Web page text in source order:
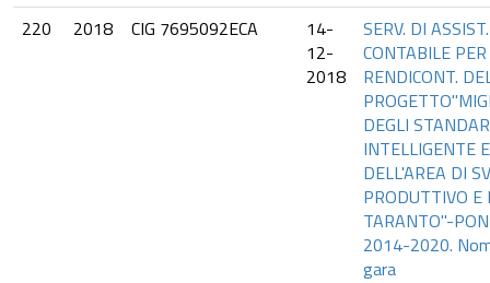
220
2018 CIG 7695092ECA
14-
12-
2018
SERV. DI
CONTABILE
RENDICONT.
DEGLI
INTELLIGENTE
DELL'AREA DI
PRODUTTIVO E
TARANTO"-
2014-2020.
gara